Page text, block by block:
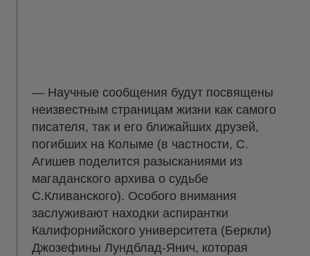
— Научные сообщения будут посвящены
неизвестным страницам жизни как самого
писателя, так и его ближайших друзей,
погибших на Колыме (в частности, С.
Агишев поделится разысканиями из
магаданского архива о судьбе
С.Кливанского). Особого внимания
заслуживают находки аспирантки
Калифорнийского университета (Беркли)
Джозефины Лундблад-Янич, которая